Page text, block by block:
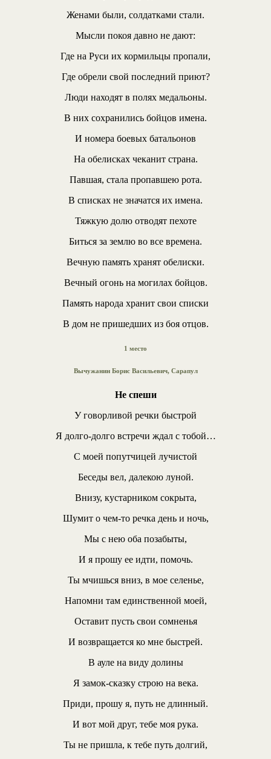
Женами были, солдатками стали.
Мысли покоя давно не дают:
Где на Руси их кормильцы пропали,
Где обрели свой последний приют?
Люди находят в полях медальоны.
В них сохранились бойцов имена.
И номера боевых батальонов
На обелисках чеканит страна.
Павшая, стала пропавшею рота.
В списках не значатся их имена.
Тяжкую долю отводят пехоте
Биться за землю во все времена.
Вечную память хранят обелиски.
Вечный огонь на могилах бойцов.
Память народа хранит свои списки
В дом не пришедших из боя отцов.
1 место
Вычужанин Борис Васильевич, Сарапул
Не спеши
У говорливой речки быстрой
Я долго-долго встречи ждал с тобой…
С моей попутчицей лучистой
Беседы вел, далекою луной.
Внизу, кустарником сокрыта,
Шумит о чем-то речка день и ночь,
Мы с нею оба позабыты,
И я прошу ее идти, помочь.
Ты мчишься вниз, в мое селенье,
Напомни там единственной моей,
Оставит пусть свои сомненья
И возвращается ко мне быстрей.
В ауле на виду долины
Я замок-сказку строю на века.
Приди, прошу я, путь не длинный.
И вот мой друг, тебе моя рука.
Ты не пришла, к тебе путь долгий,